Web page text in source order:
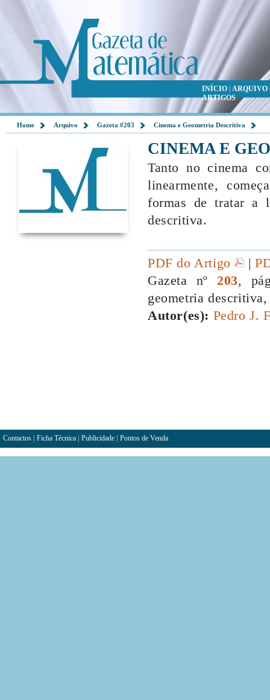
INÍCIO ARQUIVO
ARTIGOS
Home Arquivo Gazeta #203 Cinema e Geometria Descritiva
CINEMA E
Tanto no cinema
linearmente,
formas de tratar a
descritiva.
PDF do Artigo |
Gazeta nº 203,
geometria
Autor(es): Pedro J.
Contactos Ficha Técnica Publicidade Pontos de Venda